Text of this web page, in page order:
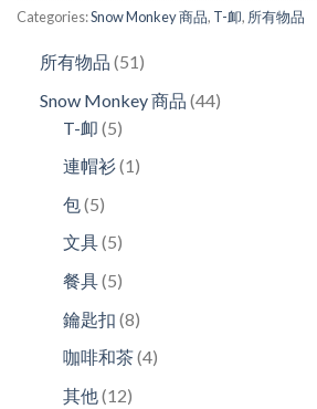
Categories:Snow Monkey 商品, T-卹, 所有物品
所有物品 5151
products
Snow Monkey 商品 4444
T-卹 55
連帽衫 11
包 55
文具 55
餐具 55
鑰匙扣 88
咖啡和茶 44
其他 1212